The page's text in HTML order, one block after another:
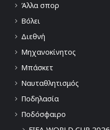
Άλλα σπορ
Βόλει
Διεθνή
Μηχανοκίνητος
Μπάσκετ
Ναυταθλητισμός
Ποδηλασία
Ποδόσφαιρο